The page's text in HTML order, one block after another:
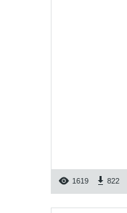
1619 822